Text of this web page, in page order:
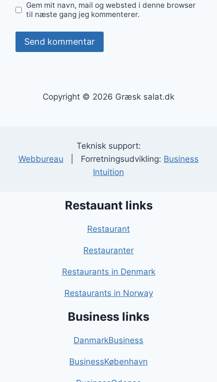
Gem mit navn, mail og websted i denne browser
til næste gang jeg kommenterer.
Copyright © 2026 Græsk salat.dk
Teknisk support:
Webbureau | Forretningsudvikling: Business
Intuition
Restauant links
Restaurant
Restauranter
Restaurants in Denmark
Restaurants in Norway
Business links
DanmarkBusiness
BusinessKøbenhavn